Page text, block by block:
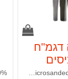
דגמ"ח
6 כיסים
100%